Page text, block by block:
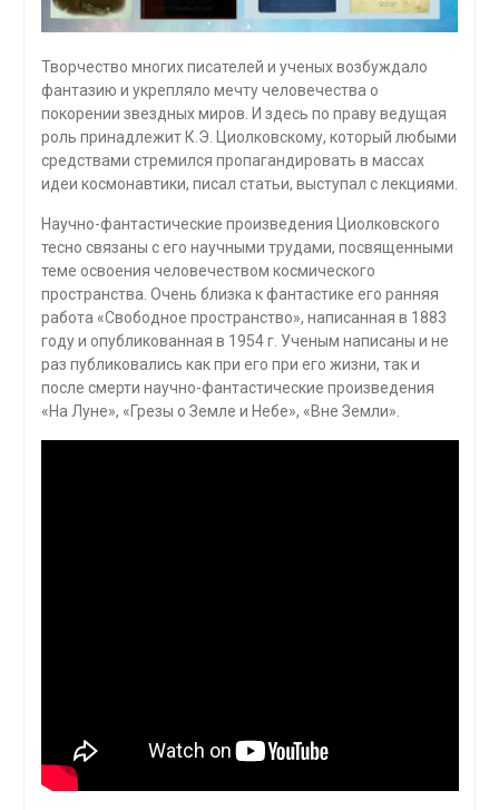
Творчество многих писателей и ученых возбуждало
фантазию и укрепляло мечту человечества о
покорении звездных миров. И здесь по праву ведущая
роль принадлежит К.Э. Циолковскому, который любыми
средствами стремился пропагандировать в массах
идеи космонавтики, писал статьи, выступал с лекциями.
Научно-фантастические произведения Циолковского
тесно связаны с его научными трудами, посвященными
теме освоения человечеством космического
пространства. Очень близка к фантастике его ранняя
работа «Свободное пространство», написанная в 1883
году и опубликованная в 1954 г. Ученым написаны и не
раз публиковались как при его при его жизни, так и
после смерти научно-фантастические произведения
«На Луне», «Грезы о Земле и Небе», «Вне Земли».